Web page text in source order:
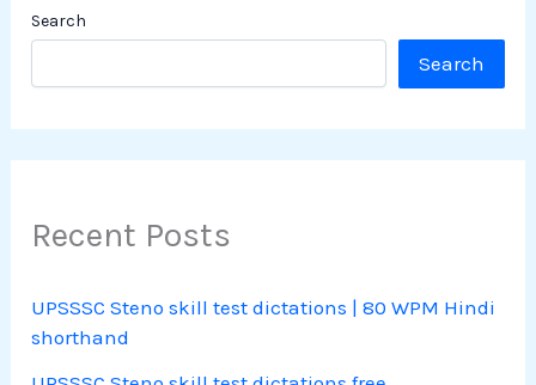
Search
Search
Recent Posts
UPSSSC Steno skill test dictations | 80 WPM Hindi
shorthand